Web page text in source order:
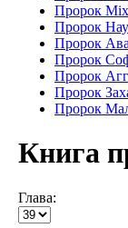
Пророк
Пророк
Пророк
Пророк
Пророк
Пророк
Пророк
Книга
Глава: